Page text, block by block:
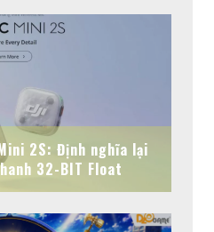
2S: Định nghĩa lại
32-BIT Float